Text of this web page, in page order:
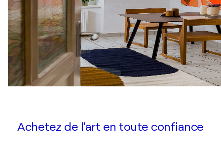
Achetez de l'art en toute confiance